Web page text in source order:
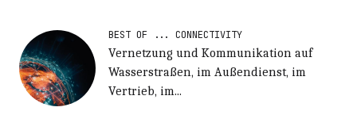
BEST OF ... CONNECTIVITY
Vernetzung und Kommunikation auf
Wasserstraßen, im Außendienst, im
Vertrieb, im...